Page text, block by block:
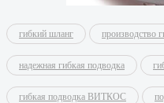
гибкий шланг производство
надежная гибкая подводка
гибкая подводка ВИТКОС